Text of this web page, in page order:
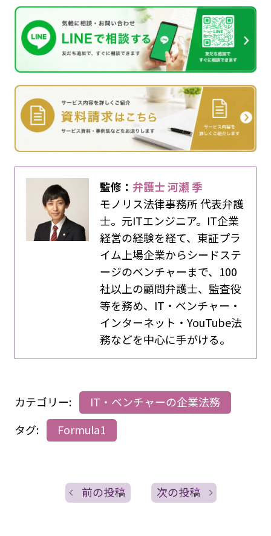
監修：弁護士 河瀬 季
モノリス法律事務所 代表弁護
士。元ITエンジニア。IT企業
経営の経験を経て、東証プラ
イム上場企業からシードステ
ージのベンチャーまで、100
社以上の顧問弁護士、監査役
等を務め、IT・ベンチャー・
インターネット・YouTube法
務などを中心に手がける。
カテゴリー:
IT・ベンチャーの企業法務
タグ:
Formula1
前の投稿 次の投稿